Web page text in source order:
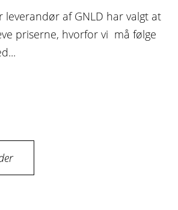
leverandør af GNLD har valgt at
priserne, hvorfor vi må følge